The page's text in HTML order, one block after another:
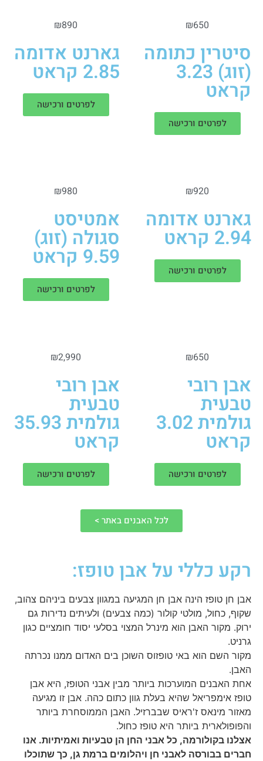
₪650
סיטרין כתומה
(זוג) 3.23
קראט
לפרטים ורכישה
₪890
גארנט אדומה
2.85 קראט
לפרטים ורכישה
₪920
גארנט אדומה
2.94 קראט
לפרטים ורכישה
₪980
אמטיסט
סגולה (זוג)
9.59 קראט
לפרטים ורכישה
₪650
אבן רובי
טבעית
גולמית 3.02
קראט
לפרטים ורכישה
₪2,990
אבן רובי
טבעית
גולמית 35.93
קראט
לפרטים ורכישה
לכל האבנים באתר >
רקע כללי על אבן טופז:
אבן חן טופז הינה אבן חן המגיעה במגוון צבעים ביניהם צהוב,
שקוף, כחול, מולטי קולור (כמה צבעים) ולעיתים נדירות גם
ירוק. מקור האבן הוא מינרל המצוי בסלעי יסוד חומציים כגון
גרניט.
מקור השם הוא באי טופזוס השוכן בים האדום ממנו נכרתה
האבן.
אחת האבנים המוערכות ביותר מבין אבני הטופז, היא אבן
טופז אימפריאל שהיא בעלת גוון כתום כהה. אבן זו מגיעה
מאזור מינאס ז'ראיס שבברזיל. האבן הממוסחרת ביותר
והפופולארית ביותר היא טופז כחול.
אצלנו בקולורמה, כל אבני החן הן טבעיות ואמיתיות. אנו
חברים בבורסה לאבני חן ויהלומים ברמת גן, כך שתוכלו